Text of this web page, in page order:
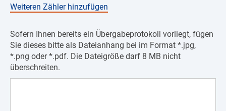
Weiteren Zähler hinzufügen
Sofern Ihnen bereits ein Übergabeprotokoll vorliegt, fügen
Sie dieses bitte als Dateianhang bei im Format *.jpg,
*.png oder *.pdf. Die Dateigröße darf 8 MB nicht
überschreiten.